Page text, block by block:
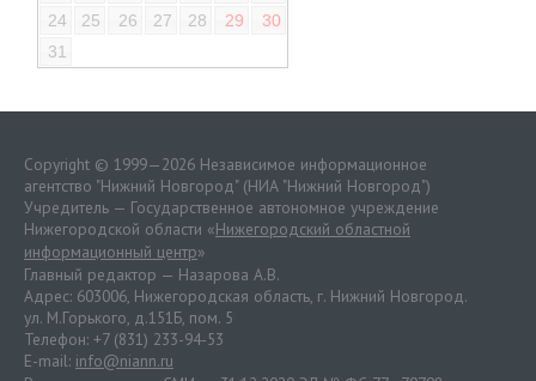
24
25 26 27 28 29
30
31
Copyright © 1999—2026 Независимое информационное
агентство "Нижний Новгород" (НИА "Нижний Новгород")
Учредитель — Государственное автономное учреждение
Нижегородской области «Нижегородский областной
информационный центр»
Главный редактор — Назарова А.В.
Адрес: 603006, Нижегородская область, г. Нижний Новгород.
ул. М.Горького, д.151Б, пом. 5
Телефон: +7 (831) 233-94-53
E-mail: info@niann.ru